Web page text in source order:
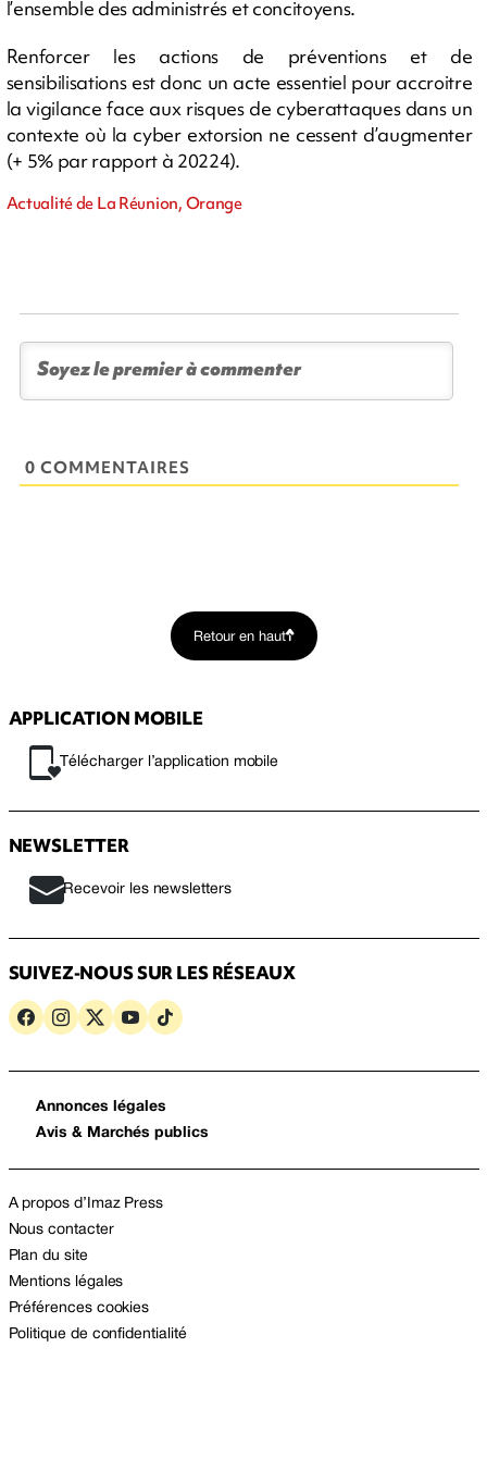
l’ensemble des administrés et concitoyens.
Renforcer les actions de préventions et de
sensibilisations est donc un acte essentiel pour accroitre
la vigilance face aux risques de cyberattaques dans un
contexte où la cyber extorsion ne cessent d’augmenter
(+ 5% par rapport à 20224).
Actualité de La Réunion, Orange
0 COMMENTAIRES
Retour en haut
APPLICATION MOBILE
Télécharger l’application mobile
NEWSLETTER
Recevoir les newsletters
SUIVEZ-NOUS SUR LES RÉSEAUX
Annonces légales
Avis & Marchés publics
A propos d’Imaz Press
Nous contacter
Plan du site
Mentions légales
Préférences cookies
Politique de confidentialité